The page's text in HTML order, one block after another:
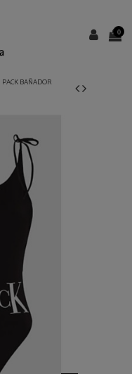
0
PACK BAÑADOR